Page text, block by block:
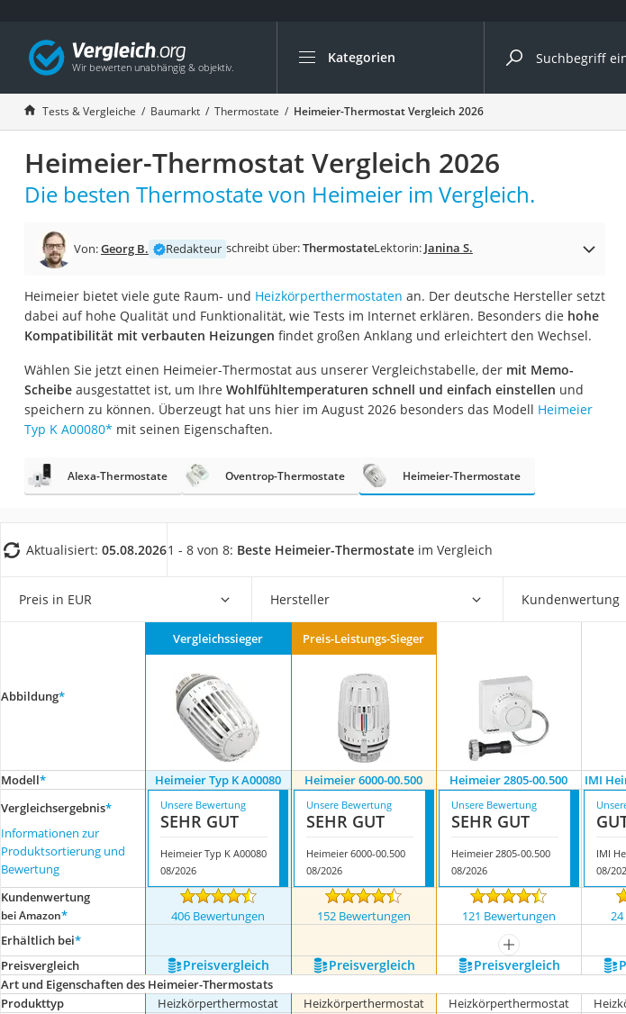
Kategorien
Die beliebtesten Vergleiche nach Kategorie
Baumarkt
Tresor feuerfest
Makita-Akku-Rasenmäher
Kappsäge
Akku-Rasentrimmer
Split-Klimaanlage 2 Innengeräte
Pelletofen
Tiefbrunnenpumpe
Fliesenschneider
Doppelschleifer
Akku-Laubsauger
Löschdecke
Multimeter
Winterharte Palmen
Gasdurchlauferhitzer
Tests & Vergleiche Baumarkt Thermostate Heimeier-Thermostat Vergleich 2026
Heimeier-Thermostat Vergleich 2026
Die besten Thermostate von Heimeier im Vergleich.
Von:Georg B. Redakteur schreibt über:ThermostateLektorin: Janina S.
Heimeier bietet viele gute Raum- und Heizkörperthermostaten an. Der deutsche Hersteller setzt
dabei auf hohe Qualität und Funktionalität, wie Tests im Internet erklären. Besonders die hohe
Kompatibilität mit verbauten Heizungen findet großen Anklang und erleichtert den Wechsel.
Wählen Sie jetzt einen Heimeier-Thermostat aus unserer Vergleichstabelle, der mit Memo-
Scheibeausgestattet ist, um Ihre Wohlfühltemperaturen schnell und einfach einstellen und
speichern zu können. Überzeugt hat uns hier im August 2026 besonders das Modell Heimeier
Typ K A00080* mit seinen Eigenschaften.
Alexa-Thermostate Oventrop-Thermostate Heimeier-Thermostate
Aktualisiert: 05.08.20261 - 8 von 8: Beste Heimeier-Thermostate im Vergleich
Preis in EUR Hersteller Kundenwertung
Abbildung*
Vergleichssieger Preis-Leistungs-Sieger
Modell* Heimeier Typ K A00080 Heimeier 6000-00.500 Heimeier 2805-00.500 IMI
Vergleichsergebnis*
Informationen zur
Produktsortierung und
Bewertung
Unsere Bewertung
SEHR GUT
Heimeier Typ K A00080
08/2026
Unsere Bewertung
SEHR GUT
Heimeier 6000-00.500
08/2026
Unsere Bewertung
SEHR GUT
Heimeier 2805-00.500
08/2026
08/
Kundenwertung
bei Amazon* 406 Bewertungen 152 Bewertungen 121 Bewertungen
Erhältlich bei*
mehr anzeigen
Preis­vergleich
Preis­vergleich Preis­vergleich Preis­vergleich
Art und Eigenschaften des Heimeier-Thermostats
Produkttyp
Heizkörperthermostat Heizkörperthermostat Heizkörperthermostat